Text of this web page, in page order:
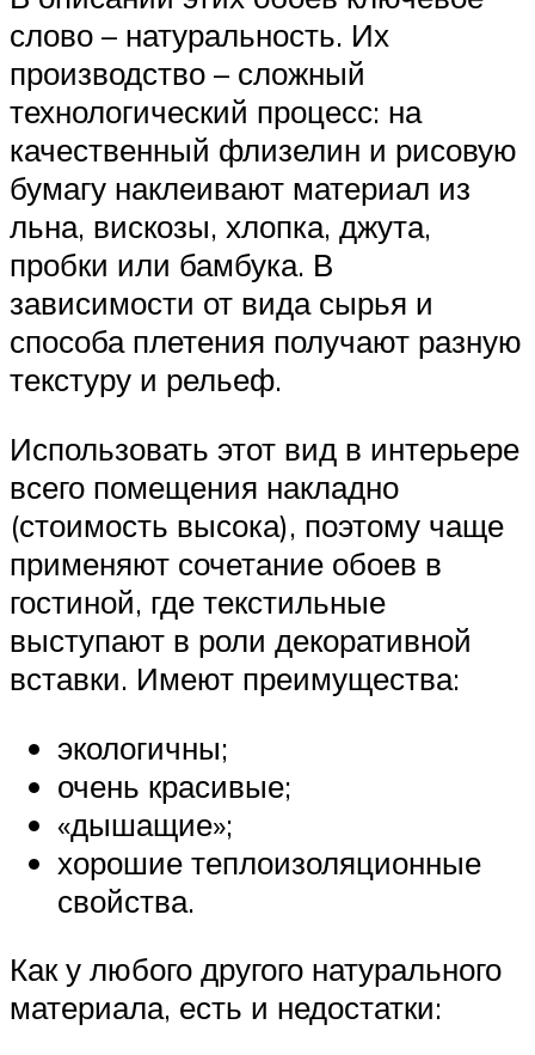
слово – натуральность. Их
производство – сложный
технологический процесс: на
качественный флизелин и рисовую
бумагу наклеивают материал из
льна, вискозы, хлопка, джута,
пробки или бамбука. В
зависимости от вида сырья и
способа плетения получают разную
текстуру и рельеф.
Использовать этот вид в интерьере
всего помещения накладно
(стоимость высока), поэтому чаще
применяют сочетание обоев в
гостиной, где текстильные
выступают в роли декоративной
вставки. Имеют преимущества:
экологичны;
очень красивые;
«дышащие»;
хорошие теплоизоляционные
свойства.
Как у любого другого натурального
материала, есть и недостатки: